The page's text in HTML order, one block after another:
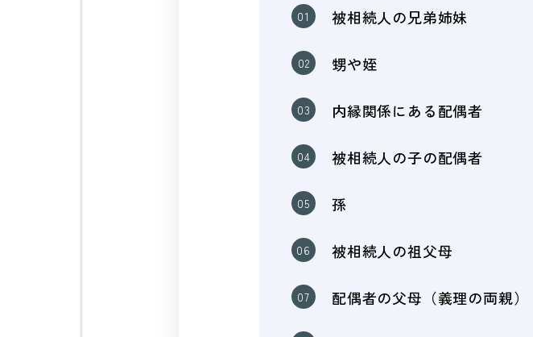
被相続人の兄弟姉妹
甥や姪
内縁関係にある配偶者
被相続人の子の配偶者
孫
被相続人の祖父母
配偶者の父母（義理の両親）